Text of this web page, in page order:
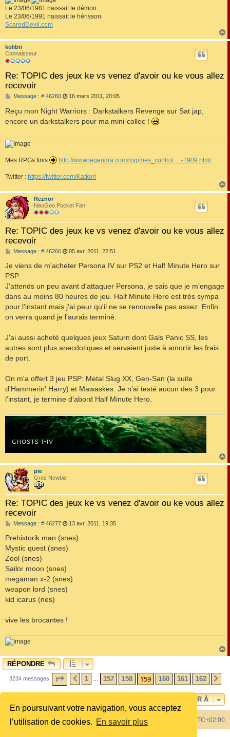
En poursuivant votre navigation, vous acceptez
l’utilisation de cookies. En savoir plus
Le 23/06/1981 naissait le démon
Le 23/06/1991 naissait le hérisson
ScaredDevil.com
a
kolibri
Connaisseur
Re: TOPIC des jeux ke vs venez d'avoir ou ke vous allez
recevoir
Message : # 46260M
s
s
a
16 mars 2011, 20:05
Reçu mon Night Warriors : Darkstalkers Revenge sur Sat jap,
encore un darkstalkers pour ma mini-collec !
Mes RPGs finis http://www.legendra.com/rpg/mes_control ... -1909.html
Twitter : https://twitter.com/Katkori
a
Reznor
NeoGeo Pocket Fan
Re: TOPIC des jeux ke vs venez d'avoir ou ke vous allez
recevoir
Message : # 46266M
s
g
e
05 avr. 2011, 22:51
Je viens de m'acheter Persona IV sur PS2 et Half Minute Hero sur
PSP.
J'attends un peu avant d'attaquer Persona, je sais que je m'engage
dans au moins 80 heures de jeu. Half Minute Hero est très sympa
pour l'instant mais j'ai peur qu'il ne se renouvelle pas assez. Enfin
on verra quand je l'aurais terminé.
J'ai aussi acheté quelques jeux Saturn dont Gals Panic SS, les
autres sont plus anecdotiques et servaient juste à amortir les frais
de port.
On m'a offert 3 jeu PSP: Metal Slug XX, Gen-San (la suite
d'Hammerin' Harry) et Mawaskes. Je n'ai testé aucun des 3 pour
l'instant, je termine d'abord Half Minute Hero.
a
pie
Gros Newbie
Re: TOPIC des jeux ke vs venez d'avoir ou ke vous allez
recevoir
Message : # 46277M
s
s
a
13 avr. 2011, 19:35
Prehistorik man (snes)
Mystic quest (snes)
Zool (snes)
Sailor moon (snes)
megaman x-2 (snes)
weapon lord (snes)
kid icarus (nes)
vive les brocantes !
a
RÉPONDRE
3234 messages PAGE 159 SUR162
PRÉCÉDENTE
1 157 158 159 160 161 162
ALLER À
Index du forum Heures au format UTC+02:00